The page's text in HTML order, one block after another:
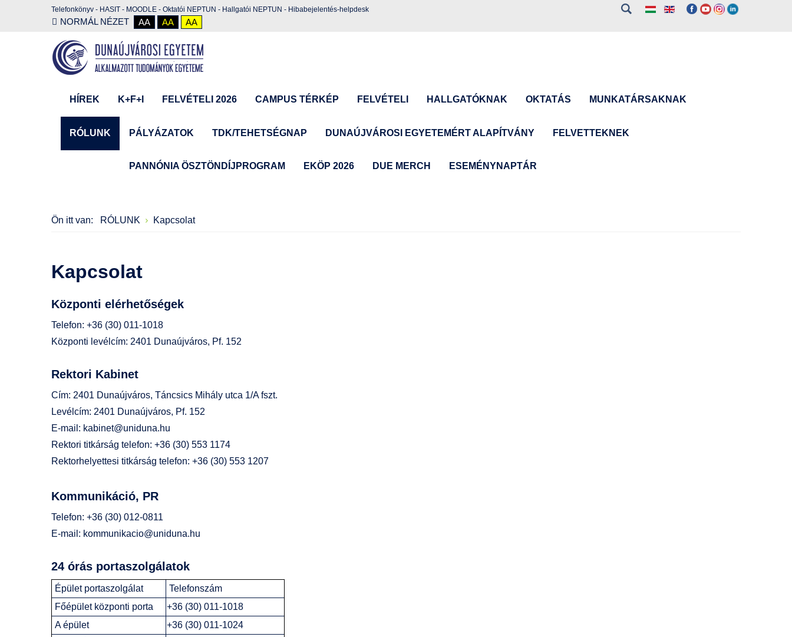
Telefonkönyv - HASIT - MOODLE - Oktatói NEPTUN - Hallgatói NEPTUN - Hibabejelentés-helpdesk
NORMÁL NÉZET AA AA AA
HÍREK K+F+I FELVÉTELI 2026 CAMPUS TÉRKÉP FELVÉTELI HALLGATÓKNAK OKTATÁS MUNKATÁRSAKNAK
RÓLUNK PÁLYÁZATOK TDK/TEHETSÉGNAP DUNAÚJVÁROSI EGYETEMÉRT ALAPÍTVÁNY FELVETTEKNEK
PANNÓNIA ÖSZTÖNDÍJPROGRAM EKÖP 2026 DUE MERCH ESEMÉNYNAPTÁR
Ön itt van: RÓLUNK Kapcsolat
Kapcsolat
Központi elérhetőségek
Telefon: +36 (30) 011-1018
Központi levélcím: 2401 Dunaújváros, Pf. 152
Rektori Kabinet
Cím: 2401 Dunaújváros, Táncsics Mihály utca 1/A fszt.
Levélcím: 2401 Dunaújváros, Pf. 152
E-mail: kabinet@uniduna.hu
Rektori titkárság telefon: +36 (30) 553 1174
Rektorhelyettesi titkárság telefon: +36 (30) 553 1207
Kommunikáció, PR
Telefon: +36 (30) 012-0811
E-mail: kommunikacio@uniduna.hu
24 órás portaszolgálatok
Épület portaszolgálat
Telefonszám
Főépület központi porta
+36 (30) 011-1018
A épület
+36 (30) 011-1024